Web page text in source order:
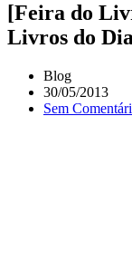
[Feira do
Livros do
Blog
30/05/2013
Sem